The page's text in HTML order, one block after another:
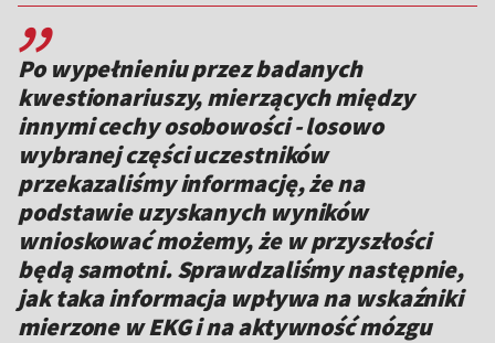
Po wypełnieniu przez badanych
kwestionariuszy, mierzących między
innymi cechy osobowości - losowo
wybranej części uczestników
przekazaliśmy informację, że na
podstawie uzyskanych wyników
wnioskować możemy, że w przyszłości
będą samotni. Sprawdzaliśmy następnie,
jak taka informacja wpływa na wskaźniki
mierzone w EKG i na aktywność mózgu